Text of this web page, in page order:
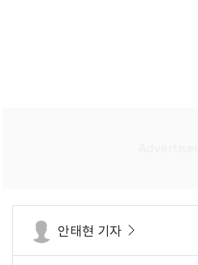
안태현 기자